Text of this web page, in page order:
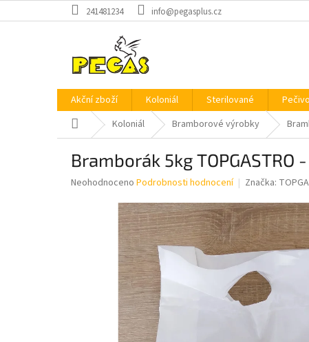
na
241481234 info@pegasplus.cz
Akční zboží Koloniál Sterilované Pečivo
Domů Koloniál Bramborové výrobky
Bramborák 5kg TOPGASTRO
Průměrné
Neohodnoceno Podrobnosti hodnocení Značka: